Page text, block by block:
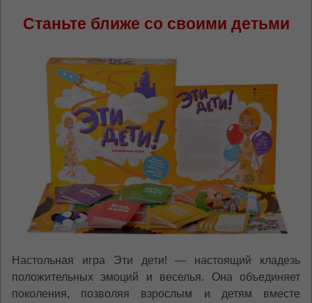
Станьте ближе со своими детьми
Настольная игра Эти дети! — настоящий кладезь
положительных эмоций и веселья. Она объединяет
поколения, позволяя взрослым и детям вместе